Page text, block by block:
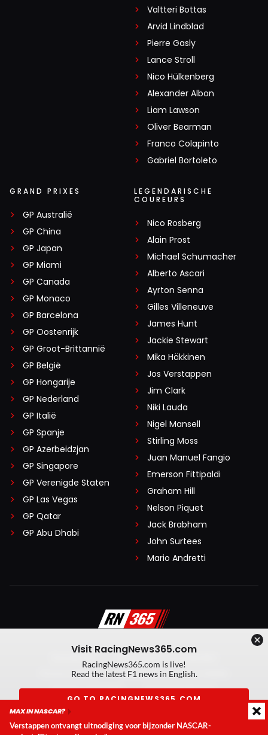
Valtteri Bottas
Arvid Lindblad
Pierre Gasly
Lance Stroll
Nico Hülkenberg
Alexander Albon
Liam Lawson
Oliver Bearman
Franco Colapinto
Gabriel Bortoleto
GRAND PRIXES
GP Australië
GP China
GP Japan
GP Miami
GP Canada
GP Monaco
GP Barcelona
GP Oostenrijk
GP Groot-Brittannië
GP België
GP Hongarije
GP Nederland
GP Italië
GP Spanje
GP Azerbeidzjan
GP Singapore
GP Verenigde Staten
GP Las Vegas
GP Qatar
GP Abu Dhabi
LEGENDARISCHE
COUREURS
Nico Rosberg
Alain Prost
Michael Schumacher
Alberto Ascari
Ayrton Senna
Gilles Villeneuve
James Hunt
Jackie Stewart
Mika Häkkinen
Jos Verstappen
Jim Clark
Niki Lauda
Nigel Mansell
Stirling Moss
Juan Manuel Fangio
Emerson Fittipaldi
Graham Hill
Nelson Piquet
Jack Brabham
John Surtees
Mario Andretti
Algemene voorwaarden
Privacy Policy
Created by On Your Marks
Privacy manager
Kansspeluitingen
© 2026 RacingNews365. Alle rechten voorbehouden
Visit RacingNews365.com
RacingNews365.com is live!
Read the latest F1 news in English.
GO TO RACINGNEWS365.COM
Don't show again
MAX IN NASCAR?
Verstappen ontvangt uitnodiging voor bijzonder NASCAR-